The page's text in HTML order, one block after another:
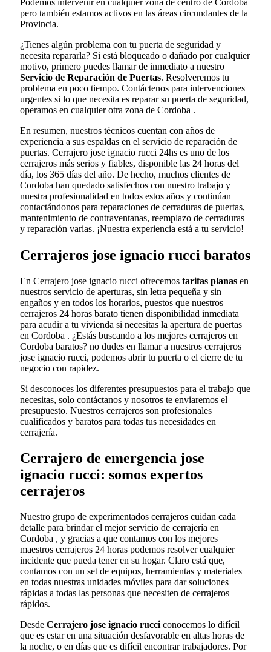
Podemos intervenir en cualquier zona de centro de Cordoba
pero también estamos activos en las áreas circundantes de la
Provincia.
¿Tienes algún problema con tu puerta de seguridad y
necesita repararla? Si está bloqueado o dañado por cualquier
motivo, primero puedes llamar de inmediato a nuestro
Servicio de Reparación de Puertas. Resolveremos tu
problema en poco tiempo. Contáctenos para intervenciones
urgentes si lo que necesita es reparar su puerta de seguridad,
operamos en cualquier otra zona de Cordoba .
En resumen, nuestros técnicos cuentan con años de
experiencia a sus espaldas en el servicio de reparación de
puertas. Cerrajero jose ignacio rucci 24hs es uno de los
cerrajeros más serios y fiables, disponible las 24 horas del
día, los 365 días del año. De hecho, muchos clientes de
Cordoba han quedado satisfechos con nuestro trabajo y
nuestra profesionalidad en todos estos años y continúan
contactándonos para reparaciones de cerraduras de puertas,
mantenimiento de contraventanas, reemplazo de cerraduras
y reparación varias. ¡Nuestra experiencia está a tu servicio!
Cerrajeros jose ignacio rucci baratos
En Cerrajero jose ignacio rucci ofrecemos tarifas planas en
nuestros servicio de aperturas, sin letra pequeña y sin
engaños y en todos los horarios, puestos que nuestros
cerrajeros 24 horas barato tienen disponibilidad inmediata
para acudir a tu vivienda si necesitas la apertura de puertas
en Cordoba . ¿Estás buscando a los mejores cerrajeros en
Cordoba baratos? no dudes en llamar a nuestros cerrajeros
jose ignacio rucci, podemos abrir tu puerta o el cierre de tu
negocio con rapidez.
Si desconoces los diferentes presupuestos para el trabajo que
necesitas, solo contáctanos y nosotros te enviaremos el
presupuesto. Nuestros cerrajeros son profesionales
cualificados y baratos para todas tus necesidades en
cerrajería.
Cerrajero de emergencia jose
ignacio rucci: somos expertos
cerrajeros
Nuestro grupo de experimentados cerrajeros cuidan cada
detalle para brindar el mejor servicio de cerrajería en
Cordoba , y gracias a que contamos con los mejores
maestros cerrajeros 24 horas podemos resolver cualquier
incidente que pueda tener en su hogar. Claro está que,
contamos con un set de equipos, herramientas y materiales
en todas nuestras unidades móviles para dar soluciones
rápidas a todas las personas que necesiten de cerrajeros
rápidos.
Desde Cerrajero jose ignacio rucci conocemos lo difícil
que es estar en una situación desfavorable en altas horas de
la noche, o en días que es difícil encontrar trabajadores. Por